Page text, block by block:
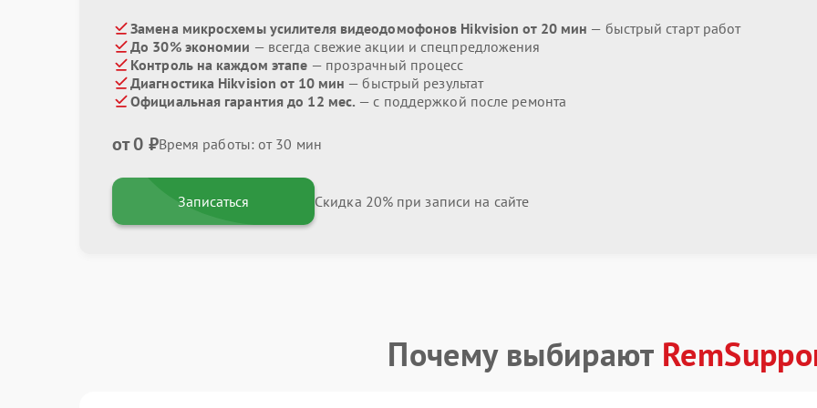
Замена микросхемы усилителя видеодомофонов Hikvision от 20 мин — быстрый старт работ
До 30% экономии — всегда свежие акции и спецпредложения
Контроль на каждом этапе — прозрачный процесс
Диагностика Hikvision от 10 мин — быстрый результат
Официальная гарантия до 12 мес. — с поддержкой после ремонта
от 0 ₽Время работы: от 30 мин
Записаться Скидка 20% при записи на сайте
Почему выбирают